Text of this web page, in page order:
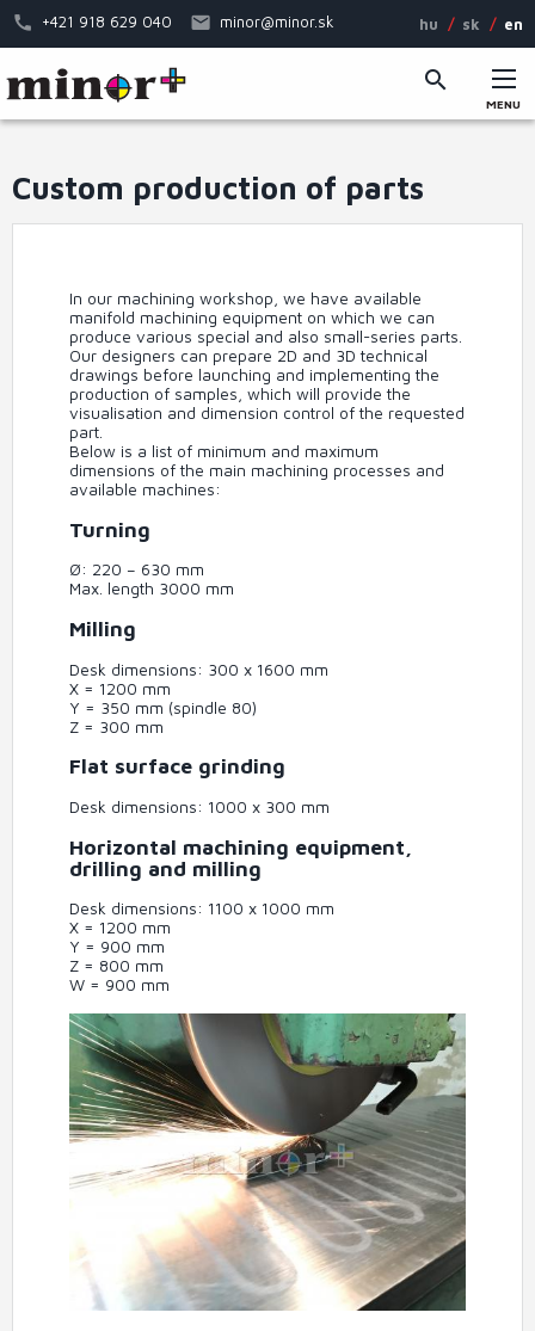
main
+421 918 629 040 minor@minor.sk hu sk en
menu
MENU
Custom production of parts
In our machining workshop, we have available
manifold machining equipment on which we can
produce various special and also small-series parts.
Our designers can prepare 2D and 3D technical
drawings before launching and implementing the
production of samples, which will provide the
visualisation and dimension control of the requested
part.
Below is a list of minimum and maximum
dimensions of the main machining processes and
available machines:
Turning
Ø: 220 – 630 mm
Max. length 3000 mm
Milling
Desk dimensions: 300 x 1600 mm
X = 1200 mm
Y = 350 mm (spindle 80)
Z = 300 mm
Flat surface grinding
Desk dimensions: 1000 x 300 mm
Horizontal machining equipment,
drilling and milling
Desk dimensions: 1100 x 1000 mm
X = 1200 mm
Y = 900 mm
Z = 800 mm
W = 900 mm